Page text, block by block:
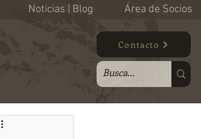
Noticias | Blog Área de Socios
Contacto